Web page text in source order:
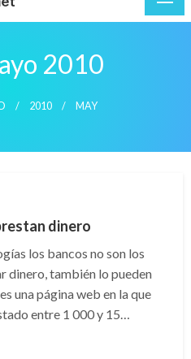
y tecnologia
2010
2010 MAY
dinero
los bancos no son los
dinero, también lo pueden
una página web en la que
entre 1 000 y 15…